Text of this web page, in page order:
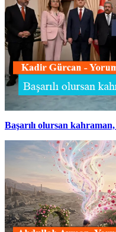
Başarılı olursan kahraman,